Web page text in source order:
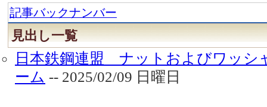
記事バックナンバー
見出し一覧
日本鉄鋼連盟 ナットおよびワッシ
ーム -- 2025/02/09 日曜日